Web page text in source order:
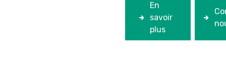
En
savoir
plus